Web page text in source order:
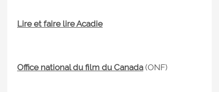
Lire et faire lire Acadie
Office national du film du Canada (ONF)